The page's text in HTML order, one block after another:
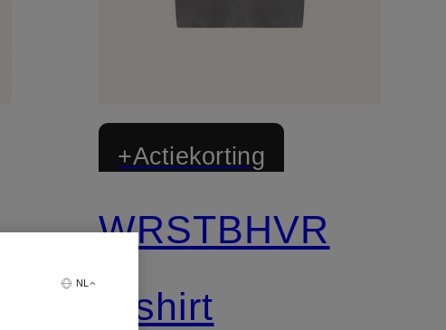
+Actiekorting
WRSTBHVR
T-shirt
NL